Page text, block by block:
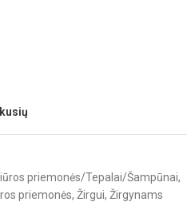
priemonės/Tepalai/Šampūnai,
priemonės, Žirgui, Žirgynams